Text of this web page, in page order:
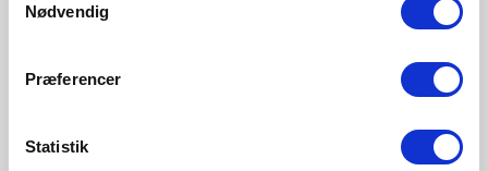
Nødvendig
Præferencer
Statistik
5182003321
5182014121
Verwandte Produkte